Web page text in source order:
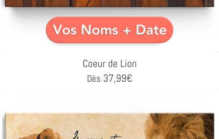
Coeur de Lion
Dès 37,99€